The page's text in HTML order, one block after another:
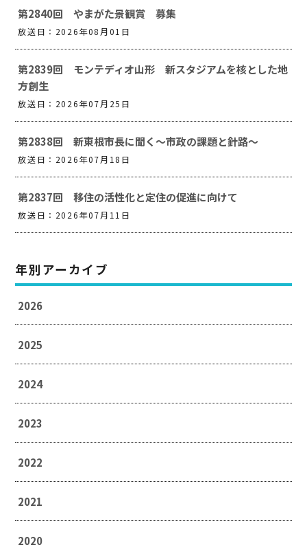
第2840回 やまがた景観賞 募集
放送日：2026年08月01日
第2839回 モンテディオ山形 新スタジアムを核とした地
方創生
放送日：2026年07月25日
第2838回 新東根市長に聞く～市政の課題と針路～
放送日：2026年07月18日
第2837回 移住の活性化と定住の促進に向けて
放送日：2026年07月11日
年別アーカイブ
2026
2025
2024
2023
2022
2021
2020